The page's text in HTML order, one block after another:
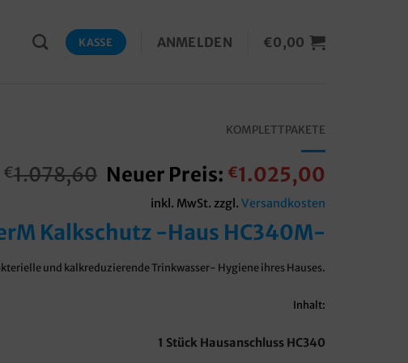
KASSE ANMELDEN €0,00
KOMPLETTPAKETE
€1.078,60 Ursprünglicher
Preis
€1.078,60
Neuer Preis: €1.025,00
inkl. MwSt. zzgl. Versandkosten
Kalkschutz -Haus HC340M-
und kalkreduzierende Trinkwasser- Hygiene ihres Hauses.
Inhalt:
1 Stück Hausanschluss HC340